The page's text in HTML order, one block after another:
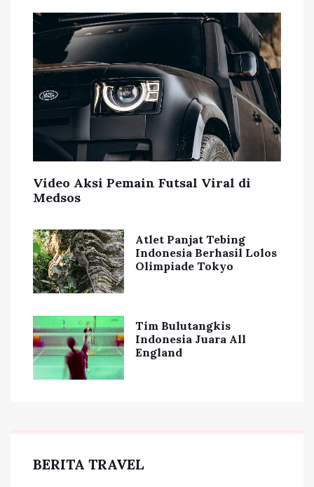
Video Aksi Pemain Futsal Viral di
Medsos
Atlet Panjat Tebing
Indonesia Berhasil Lolos
Olimpiade Tokyo
Tim Bulutangkis
Indonesia Juara All
England
BERITA TRAVEL